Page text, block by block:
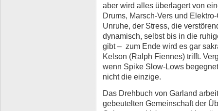
aber wird alles überlagert von
Drums, Marsch-Vers und
Unruhe, der Stress, die
dynamisch, selbst bis in die
gibt – zum Ende wird es gar
Kelson (Ralph Fiennes) trifft.
wenn Spike Slow-Lows
nicht die einzige.
Das Drehbuch von Garland
gebeutelten Gemeinschaft der